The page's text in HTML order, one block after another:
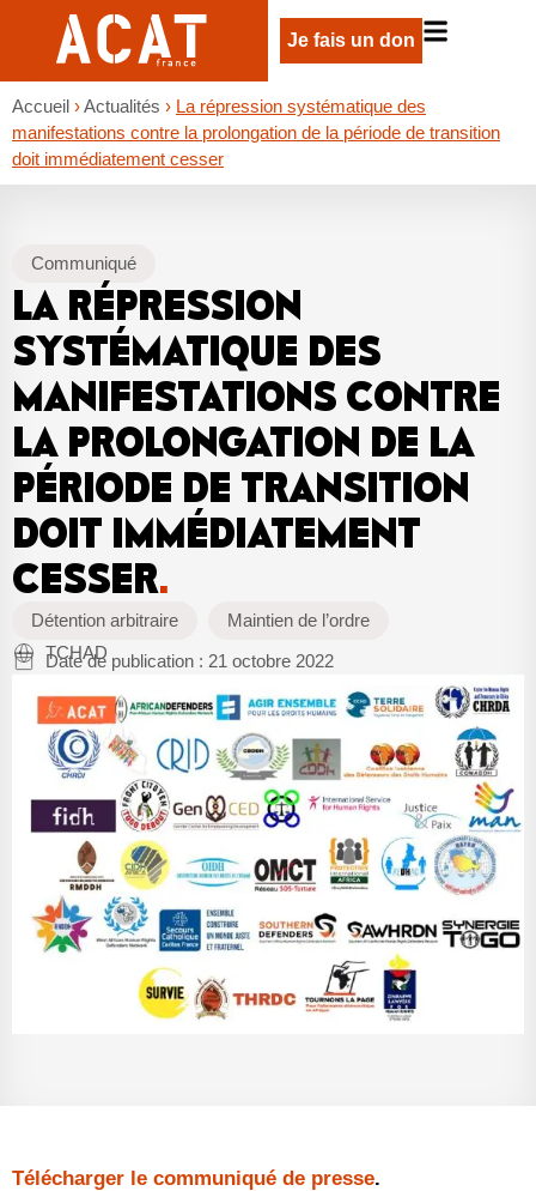
Je fais un don
Accueil ›Actualités › La répression systématique des
manifestations contre la prolongation de la période de transition
doit immédiatement cesser
Communiqué
LA RÉPRESSION
SYSTÉMATIQUE DES
MANIFESTATIONS CONTRE
LA PROLONGATION DE LA
PÉRIODE DE TRANSITION
DOIT IMMÉDIATEMENT
CESSER.
Détention arbitraire
Maintien de l’ordre
TCHAD
Date de publication : 21 octobre 2022
Télécharger le communiqué de presse.